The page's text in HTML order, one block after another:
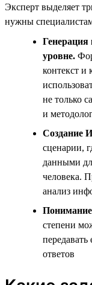
Эксперт выделяет
нужны
Генерация
уровне.
контекст и
не только
и
Создание
сценарии,
данными
человека.
анализ
степени
передавать
ответов